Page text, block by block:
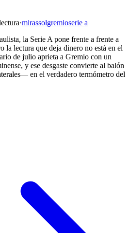
·mirassolgremioserie a
la Serie A pone frente a frente a
la lectura que deja dinero no está en el
de julio aprieta a Gremio con un
y ese desgaste convierte al balón
en el verdadero termómetro del